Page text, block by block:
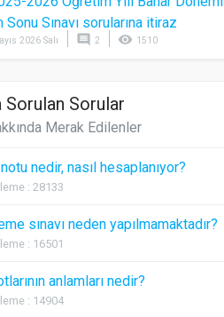
Sonu Sınavı sorularına itiraz
2026 Salı comment 2 visibility 1510
Sorulan Sorular
Merak Edilenler
notu nedir, nasıl hesaplanıyor?
: 28133
sınavı neden yapılmamaktadır?
: 16501
anlamları nedir?
: 14904